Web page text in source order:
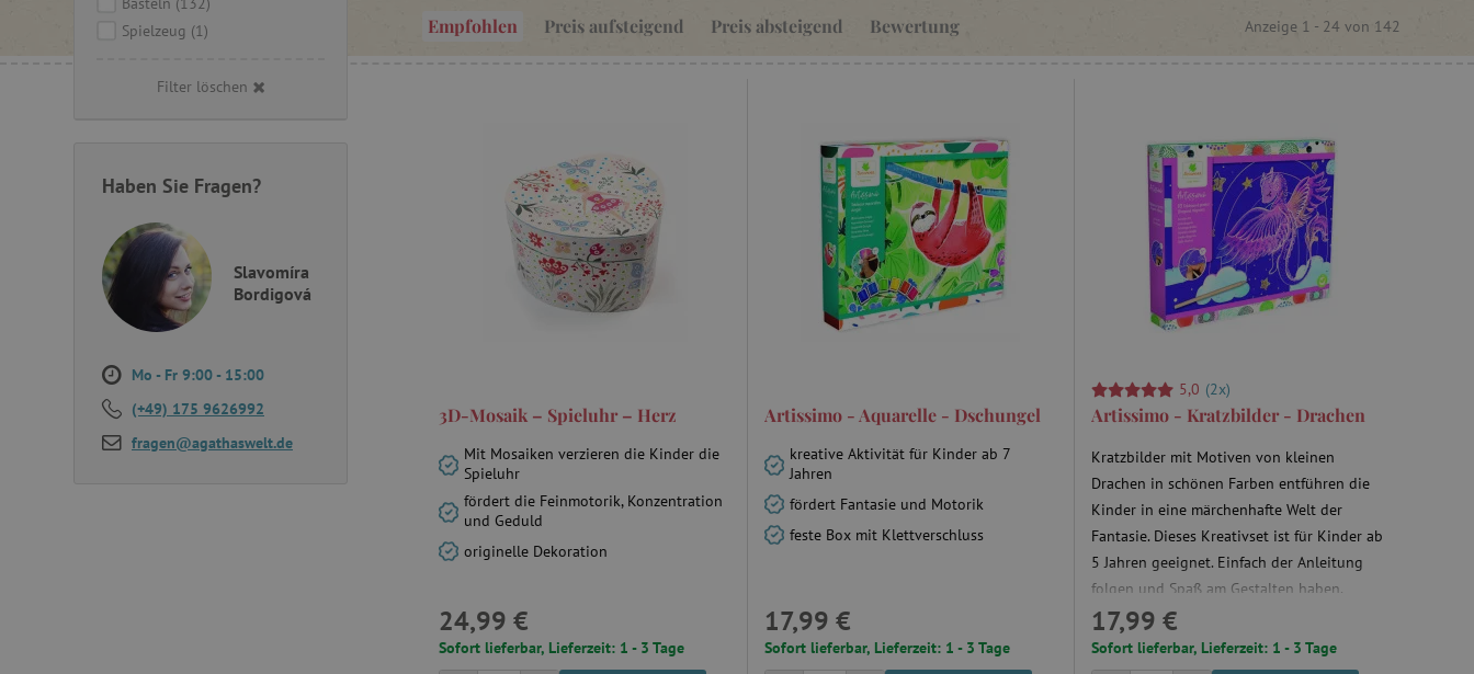
Spielzeug (1)
Filter löschen
Haben Sie Fragen?
Slavomíra
Bordigová
Mo - Fr 9:00 - 15:00
(+49) 175 9626992
fragen@agathaswelt.de
Empfohlen Preis aufsteigend Preis absteigend Bewertung Anzeige 1 - 24 von 142
3D-Mosaik – Spieluhr – Herz
Mit Mosaiken verzieren die Kinder die
Spieluhr
fördert die Feinmotorik, Konzentration
und Geduld
originelle Dekoration
24,99 €
Sofort lieferbar, Lieferzeit: 1 - 3 Tage
Artissimo - Aquarelle - Dschungel
kreative Aktivität für Kinder ab 7
Jahren
fördert Fantasie und Motorik
feste Box mit Klettverschluss
17,99 €
Sofort lieferbar, Lieferzeit: 1 - 3 Tage
5,0 (2x)
Artissimo - Kratzbilder - Drachen
Kratzbilder mit Motiven von kleinen
Drachen in schönen Farben entführen die
Kinder in eine märchenhafte Welt der
Fantasie. Dieses Kreativset ist für Kinder ab
5 Jahren geeignet. Einfach der Anleitung
folgen und Spaß am Gestalten haben.
Kratzen Sie geduldig die Oberfläche der
Karte, um schöne Bilder mit Drachen zu
kreieren.
17,99 €
Sofort lieferbar, Lieferzeit: 1 - 3 Tage